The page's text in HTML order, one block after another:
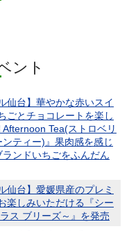
ント
仙台】華やかな赤いスイ
ごとチョコレートを楽し
Tea(ストロベリ
ティー)』果肉感を感じ
ンドいちごをふんだん
仙台】愛媛県産のプレミ
楽しみいただける『シー
ス ブリーズ～』を発売